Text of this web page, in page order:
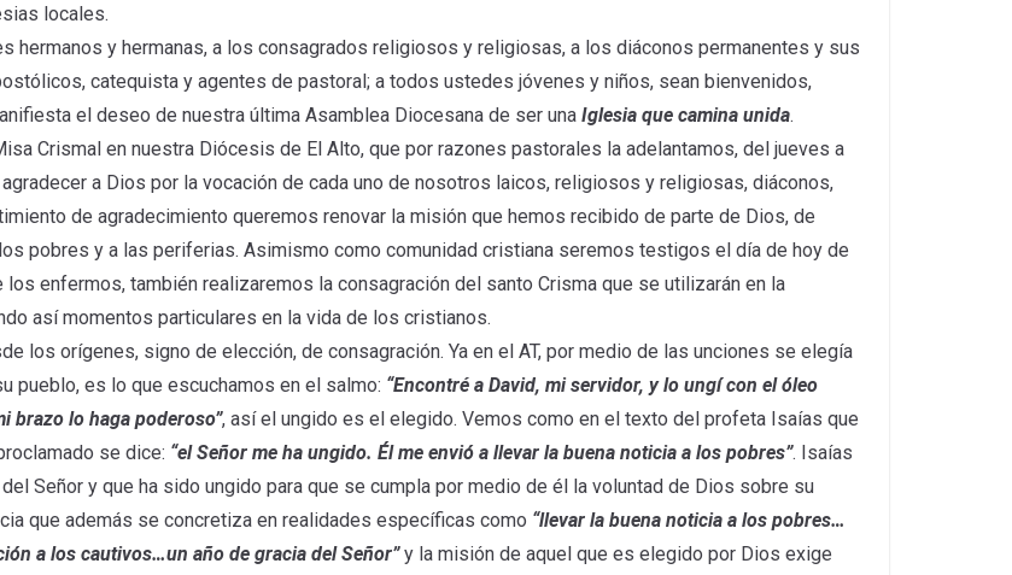
locales.
hermanos y hermanas, a los consagrados religiosos y religiosas, a los diáconos permanentes y sus
catequista y agentes de pastoral; a todos ustedes jóvenes y niños, sean bienvenidos,
el deseo de nuestra última Asamblea Diocesana de ser una Iglesia que camina unida.
Crismal en nuestra Diócesis de El Alto, que por razones pastorales la adelantamos, del jueves a
a Dios por la vocación de cada uno de nosotros laicos, religiosos y religiosas, diáconos,
de agradecimiento queremos renovar la misión que hemos recibido de parte de Dios, de
pobres y a las periferias. Asimismo como comunidad cristiana seremos testigos el día de hoy de
enfermos, también realizaremos la consagración del santo Crisma que se utilizarán en la
así momentos particulares en la vida de los cristianos.
los orígenes, signo de elección, de consagración. Ya en el AT, por medio de las unciones se elegía
pueblo, es lo que escuchamos en el salmo: “Encontré a David, mi servidor, y lo ungí con el óleo
brazo lo haga poderoso”, así el ungido es el elegido. Vemos como en el texto del profeta Isaías que
se dice: “el Señor me ha ungido. Él me envió a llevar la buena noticia a los pobres”. Isaías
Señor y que ha sido ungido para que se cumpla por medio de él la voluntad de Dios sobre su
que además se concretiza en realidades específicas como “llevar la buena noticia a los pobres…
a los cautivos…un año de gracia del Señor”y la misión de aquel que es elegido por Dios exige